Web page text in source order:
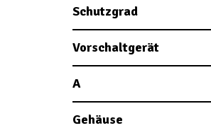
Schutzgrad
Vorschaltgerät
A
Gehäuse